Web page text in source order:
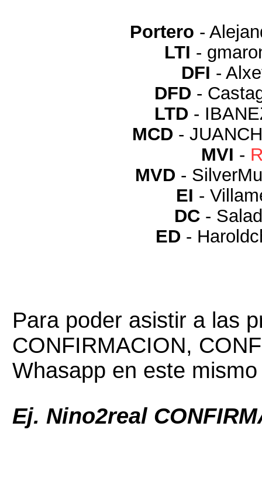
Portero -
LTI -
DFI -
DFD -
LTD -
MCD -
MVI -
MVD -
EI -
DC-
ED -
Para poder asistir a las
CONFIRMACION,
Whasapp en este
Ej. Nino2real